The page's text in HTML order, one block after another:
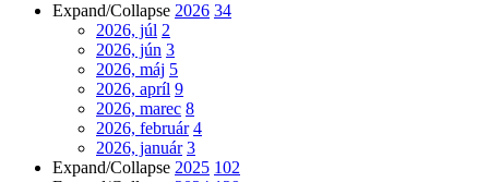
Expand/Collapse 2026 34
2026, júl 2
2026, jún 3
2026, máj 5
2026, apríl 9
2026, marec 8
2026, február 4
2026, január 3
Expand/Collapse 2025 102